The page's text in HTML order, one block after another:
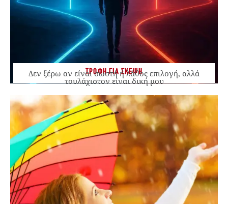
ΤΡΟΦΗ ΓΙΑ ΣΚΕΨΗ
Δεν ξέρω αν είναι σωστή ή λάθος επιλογή, αλλά
τουλάχιστον είναι δική μου